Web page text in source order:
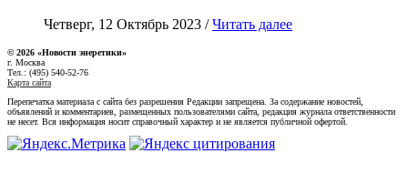
Четверг, 12 Октябрь 2023 /Читать далее
© 2026 «Новости энеретики»
г. Москва
Тел.: (495) 540-52-76
Карта сайта
Перепечатка материала с сайта без разрешения Редакции запрещена. За содержание новостей,
объявлений и комментариев, размещенных пользователями сайта, редакция журнала ответственности
не несет. Вся информация носит справочный характер и не является публичной офертой.